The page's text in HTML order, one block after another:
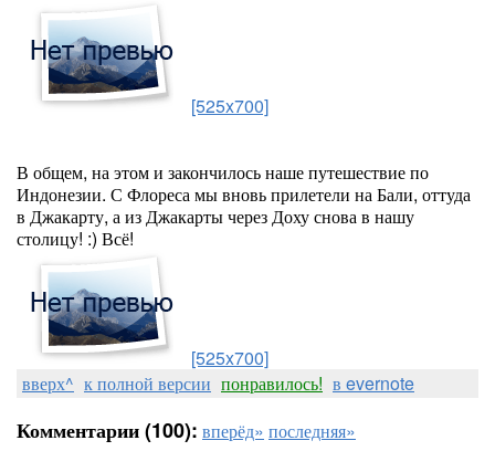
[525x700]
В общем, на этом и закончилось наше путешествие по
Индонезии. С Флореса мы вновь прилетели на Бали, оттуда
в Джакарту, а из Джакарты через Доху снова в нашу
столицу! :) Всё!
[525x700]
вверх^ к полной версии понравилось! в evernote
Комментарии (100): вперёд» последняя»